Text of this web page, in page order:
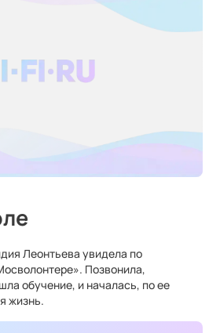
Леонтьева увидела по
Позвонила,
обучение, и началась, по ее
жизнь.